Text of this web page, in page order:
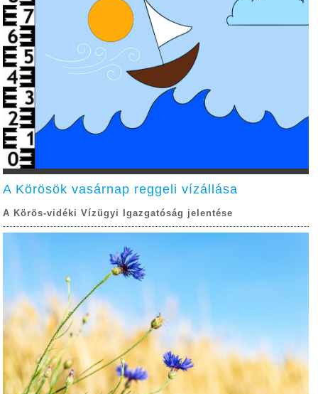
A Körösök vasárnap reggeli vízállása
A Körös-vidéki Vízügyi Igazgatóság jelentése